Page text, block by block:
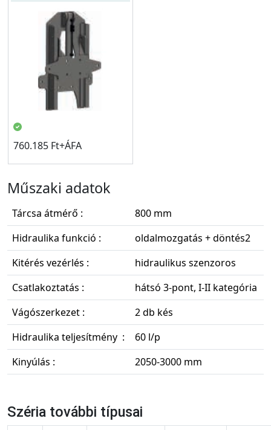
760.185 Ft+ÁFA
Műszaki adatok
Tárcsa átmérő :
800 mm
Hidraulika funkció :
oldalmozgatás + döntés2
Kitérés vezérlés :
hidraulikus szenzoros
Csatlakoztatás :
hátsó 3-pont, I-II kategória
Vágószerkezet :
2 db kés
Hidraulika teljesítmény :
60 l/p
Kinyúlás :
2050-3000 mm
Széria további típusai